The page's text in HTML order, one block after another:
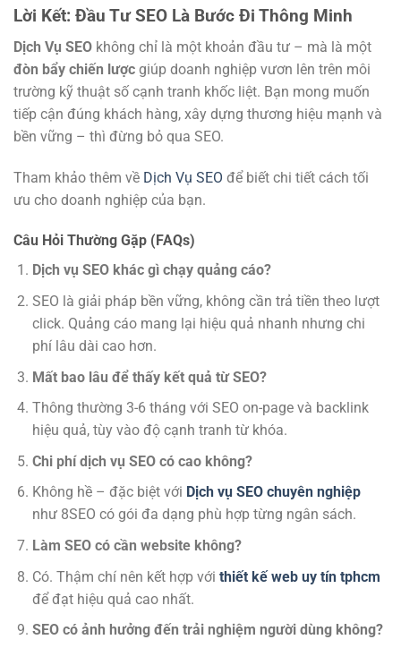
Lời Kết: Đầu Tư SEO Là Bước Đi Thông Minh
Dịch Vụ SEO không chỉ là một khoản đầu tư – mà là một
đòn bẩy chiến lược giúp doanh nghiệp vươn lên trên môi
trường kỹ thuật số cạnh tranh khốc liệt. Bạn mong muốn
tiếp cận đúng khách hàng, xây dựng thương hiệu mạnh và
bền vững – thì đừng bỏ qua SEO.
Tham khảo thêm về Dịch Vụ SEO để biết chi tiết cách tối
ưu cho doanh nghiệp của bạn.
Câu Hỏi Thường Gặp (FAQs)
Dịch vụ SEO khác gì chạy quảng cáo?
SEO là giải pháp bền vững, không cần trả tiền theo lượt
click. Quảng cáo mang lại hiệu quả nhanh nhưng chi
phí lâu dài cao hơn.
Mất bao lâu để thấy kết quả từ SEO?
Thông thường 3-6 tháng với SEO on-page và backlink
hiệu quả, tùy vào độ cạnh tranh từ khóa.
Chi phí dịch vụ SEO có cao không?
Không hề – đặc biệt với Dịch vụ SEO chuyên nghiệp
như 8SEO có gói đa dạng phù hợp từng ngân sách.
Làm SEO có cần website không?
Có. Thậm chí nên kết hợp với thiết kế web uy tín tphcm
để đạt hiệu quả cao nhất.
SEO có ảnh hưởng đến trải nghiệm người dùng không?